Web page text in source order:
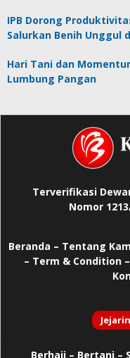
IPB Dorong
Salurkan Benih Unggul
Hari Tani dan
Lumbung Pangan
Terverifikasi
Nomor
Beranda – Tentang
– Term & Condition –
Berhaji– Bertani –